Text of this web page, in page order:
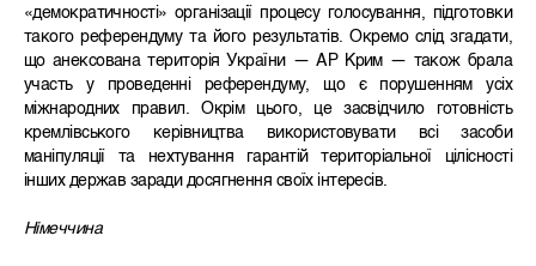
«демократичності» організації процесу голосування, підготовки
такого референдуму та його результатів. Окремо слід згадати,
що анексована територія України — АР Крим — також брала
участь у проведенні референдуму, що є порушенням усіх
міжнародних правил. Окрім цього, це засвідчило готовність
кремлівського керівництва використовувати всі засоби
маніпуляції та нехтування гарантій територіальної цілісності
інших держав заради досягнення своїх інтересів.
Німеччина